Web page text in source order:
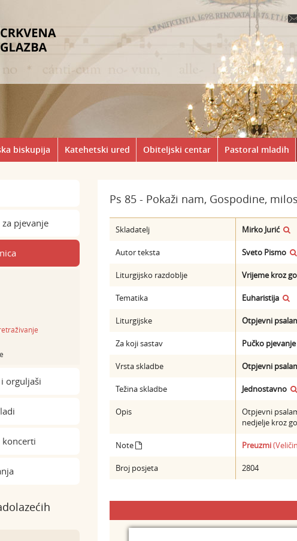
biskupija Katehetski ured Obiteljski centar Pastoral mladih
pjevanje
orguljaši
koncerti
Ps 85 - Pokaži nam, Gospodine,
Skladatelj Mirko Jurić
Autor teksta Sveto Pismo
Liturgijsko razdoblje Vrijeme kroz
Tematika Euharistija
Liturgijske Otpjevni
Za koji sastav Pučko pjevanje
Vrsta skladbe Otpjevni
Težina skladbe Jednostavno
Opis
Otpjevni
nedjelje kroz
Note Preuzmi
Broj posjeta 2804